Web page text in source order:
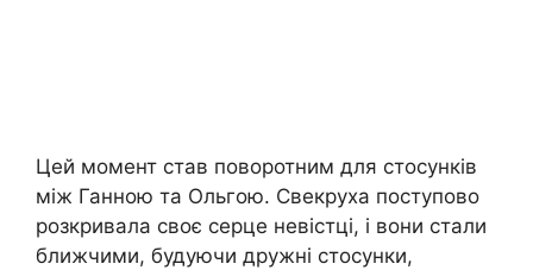
Цей момент став поворотним для стосунків
між Ганною та Ольгою. Свекруха поступово
розкривала своє серце невістці, і вони стали
ближчими, будуючи дружні стосунки,